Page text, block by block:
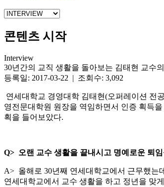
콘텐츠 시작
Interview
30년간의 교직 생활을 돌아보는 김태현 교수
등록일: 2017-03-22 | 조회수: 3,092
연세대학교 경영대학 김태현(오퍼레이션 전
영전문대학원 원장을 역임하면서 인증 획득
획을 들어보았다.
Q> 오랜 교수 생활을 끝내시고 명예로운 퇴
A> 올해로 30년째 연세대학교에서 근무했는
연세대학교에서 교수 생활을 하고 정년을 맞